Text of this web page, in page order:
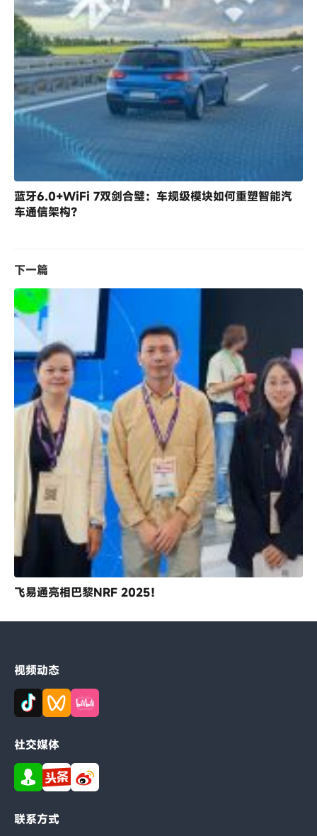
蓝牙6.0+WiFi 7双剑合璧：车规级模块如何重塑智能汽
车通信架构？
下一篇
飞易通亮相巴黎NRF 2025！
视频动态
社交媒体
联系方式